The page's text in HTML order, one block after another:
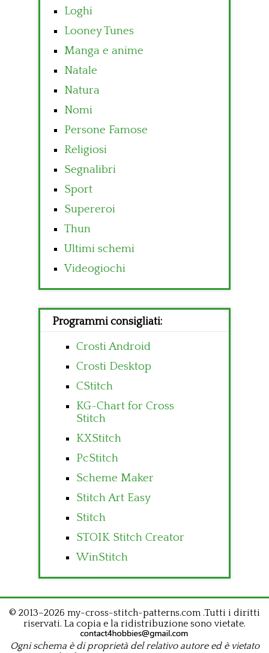
Loghi
Looney Tunes
Manga e anime
Natale
Natura
Nomi
Persone Famose
Religiosi
Segnalibri
Sport
Supereroi
Thun
Ultimi schemi
Videogiochi
Programmi consigliati:
Crosti Android
Crosti Desktop
CStitch
KG-Chart for Cross
Stitch
KXStitch
PcStitch
Scheme Maker
Stitch Art Easy
Stitch
STOIK Stitch Creator
WinStitch
© 2013–2026 my-cross-stitch-patterns.com .Tutti i diritti
riservati. La copia e la ridistribuzione sono vietate.
Ogni schema è di proprietà del relativo autore ed è vietato